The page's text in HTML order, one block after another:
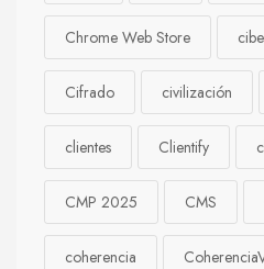
Chrome Web Store
Cifrado civilización
clientes Clientify
CMP 2025 CMS
coherencia